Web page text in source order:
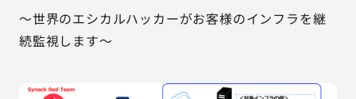
～世界のエシカルハッカーがお客様のインフラを継
続監視します～